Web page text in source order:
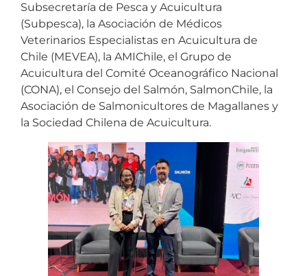
Subsecretaría de Pesca y Acuicultura
(Subpesca), la Asociación de Médicos
Veterinarios Especialistas en Acuicultura de
Chile (MEVEA), la AMIChile, el Grupo de
Acuicultura del Comité Oceanográfico Nacional
(CONA), el Consejo del Salmón, SalmonChile, la
Asociación de Salmonicultores de Magallanes y
la Sociedad Chilena de Acuicultura.